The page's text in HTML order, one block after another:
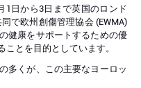
1日から3日まで英国のロンド
で欧州創傷管理協会 (EWMA)
健康をサポートするための優
ことを目的としています。
多くが、この主要なヨーロッ